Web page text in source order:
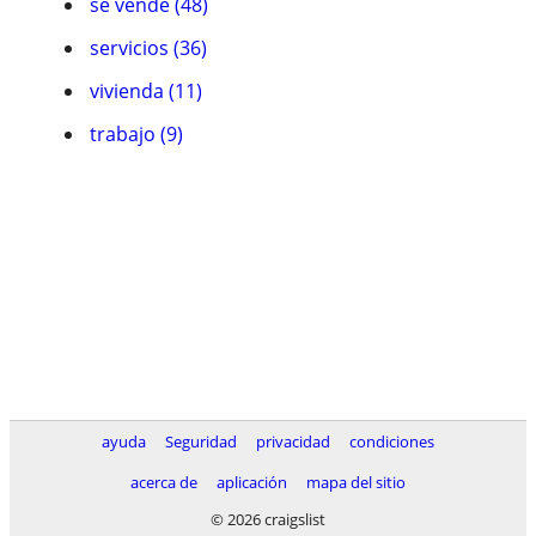
servicios (36)
vivienda (11)
trabajo (9)
ayuda Seguridad privacidad
condiciones
acerca de
aplicación
mapa del sitio
© 2026 craigslist